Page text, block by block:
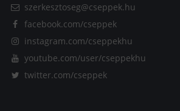
szerkesztoseg@cseppek.hu
facebook.com/cseppek
instagram.com/cseppekhu
youtube.com/user/cseppekhu
twitter.com/cseppek